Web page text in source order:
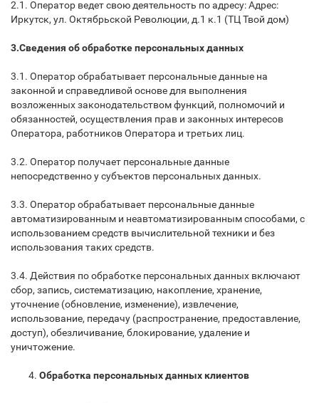
2.1. Оператор ведет свою деятельность по адресу: Адрес:
Иркутск, ул. Октябрьской Революции, д.1 к.1 (ТЦ Твой дом)
3.Сведения об обработке персональных данных
3.1. Оператор обрабатывает персональные данные на
законной и справедливой основе для выполнения
возложенных законодательством функций, полномочий и
обязанностей, осуществления прав и законных интересов
Оператора, работников Оператора и третьих лиц.
3.2. Оператор получает персональные данные
непосредственно у субъектов персональных данных.
3.3. Оператор обрабатывает персональные данные
автоматизированным и неавтоматизированным способами, с
использованием средств вычислительной техники и без
использования таких средств.
3.4. Действия по обработке персональных данных включают
сбор, запись, систематизацию, накопление, хранение,
уточнение (обновление, изменение), извлечение,
использование, передачу (распространение, предоставление,
доступ), обезличивание, блокирование, удаление и
уничтожение.
Обработка персональных данных клиентов